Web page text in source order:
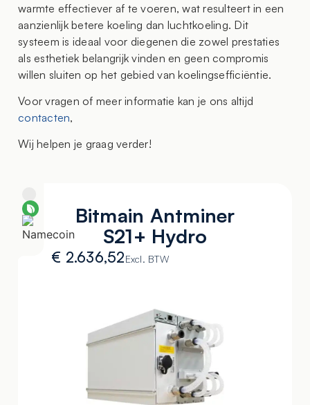
warmte effectiever af te voeren, wat resulteert in een
aanzienlijk betere koeling dan luchtkoeling. Dit
systeem is ideaal voor diegenen die zowel prestaties
als esthetiek belangrijk vinden en geen compromis
willen sluiten op het gebied van koelingsefficiëntie.
Voor vragen of meer informatie kan je ons altijd
contacten,
Wij helpen je graag verder!
Bitmain Antminer
S21+ Hydro
€ 2.636,52Excl. BTW